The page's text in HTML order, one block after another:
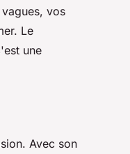
vos
Le
une
Avec son